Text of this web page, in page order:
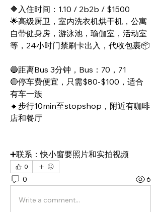
🔶入住时间：1.10 / 2b2b / $1500
🌟高级厨卫，室内洗衣机烘干机，公寓
自带健身房，游泳池，瑜伽室，活动室
等，24小时门禁刷卡出入，代收包裹📦
🔵距离Bus 3分钟，Bus：70，71
🔴停车费便宜，只需$80-$100，适合
有车一族
🔹步行10min至stopshop，附近有咖啡
店和餐厅
➕联系：快小窗要照片和实拍视频
0
0 6
Write a comment...